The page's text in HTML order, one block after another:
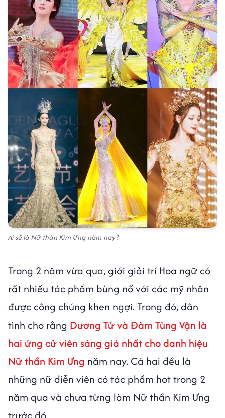
Ai sẽ là Nữ thần Kim Ưng năm nay?
Trong 2 năm vừa qua, giới giải trí Hoa ngữ có
rất nhiều tác phẩm bùng nổ với các mỹ nhân
được công chúng khen ngợi. Trong đó, dân
tình cho rằng Dương Tử và Đàm Tùng Vận là
hai ứng cử viên sáng giá nhất cho danh hiệu
Nữ thần Kim Ưng năm nay. Cả hai đều là
những nữ diễn viên có tác phẩm hot trong 2
năm qua và chưa từng làm Nữ thần Kim Ưng